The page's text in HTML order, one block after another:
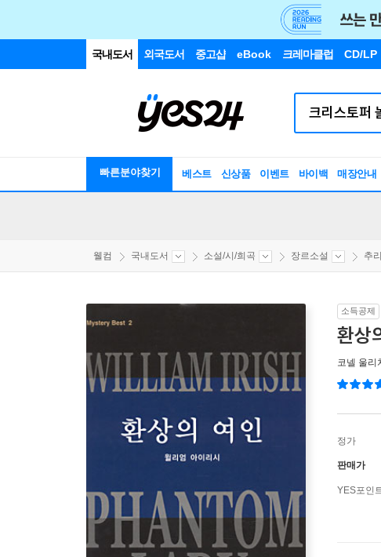
국내도서 외국도서 중고샵 eBook 크레마클럽 CD/LP
빠른분야찾기 베스트 신상품 이벤트 바이백 매장안내
웰컴 국내도서 소설/시/희곡 장르소설 추
소득공제
환상
코넬 울리
정가
판매가
YES포인